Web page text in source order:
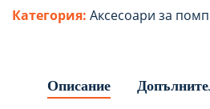
Категория: Аксесоари за
Описание